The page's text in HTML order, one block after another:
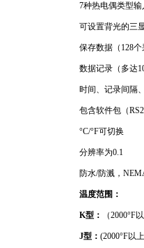
7种热电偶类型输
可设置背光的三
保存数据（128
数据记录（多达
时间、记录间隔
包含软件包（
°C/°F可切换
分辨率为0.1
防水/防溅，
温度范围：
K型： （2000°F
J型： (2000°F以